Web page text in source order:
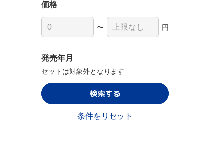
価格
〜 円
発売年月
セットは対象外となります
検索する
条件をリセット